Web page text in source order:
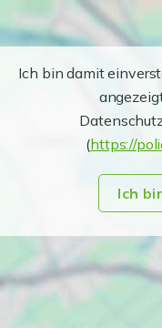
Ich bin damit
(https://
Ich